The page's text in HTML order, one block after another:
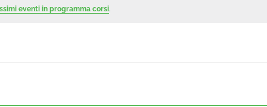
eventi in programma corsi.